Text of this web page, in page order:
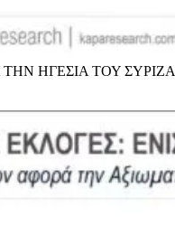
ΗΓΕΣΙΑ ΤΟΥ ΣΥΡΙΖΑ